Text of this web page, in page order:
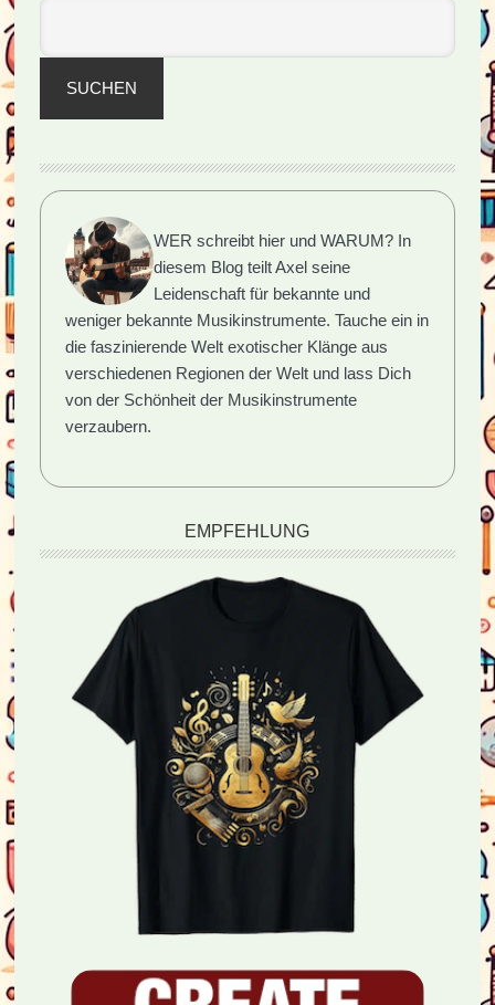
SUCHEN
WER schreibt hier und WARUM? In
diesem Blog teilt Axel seine
Leidenschaft für bekannte und
weniger bekannte Musikinstrumente. Tauche ein in
die faszinierende Welt exotischer Klänge aus
verschiedenen Regionen der Welt und lass Dich
von der Schönheit der Musikinstrumente
verzaubern.
EMPFEHLUNG